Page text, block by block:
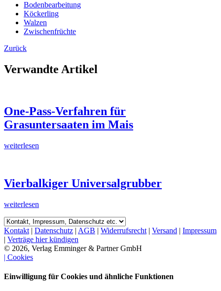
Bodenbearbeitung
Köckerling
Walzen
Zwischenfrüchte
Zurück
Verwandte Artikel
One-Pass-Verfahren für
Grasuntersaaten im Mais
weiterlesen
Vierbalkiger Universalgrubber
weiterlesen
Kontakt | Datenschutz | AGB | Widerrufsrecht | Versand | Impressum
| Verträge hier kündigen
© 2026, Verlag Emminger & Partner GmbH
| Cookies
Einwilligung für Cookies und ähnliche Funktionen